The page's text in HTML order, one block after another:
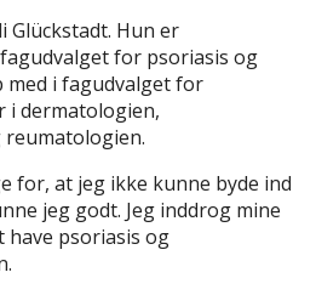
Glückstadt. Hun er
for psoriasis og
med i fagudvalget for
dermatologien,
for, at jeg ikke kunne byde ind
jeg godt. Jeg inddrog mine
have psoriasis og